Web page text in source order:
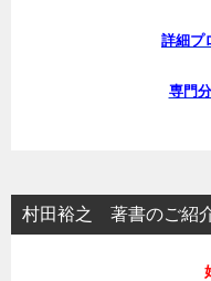
詳細プ
専門
村田裕之 著書のご紹